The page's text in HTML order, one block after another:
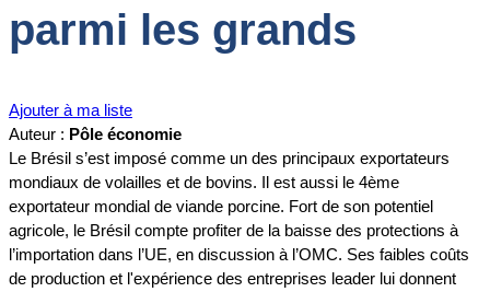
parmi les grands
Ajouter à ma liste
Auteur : Pôle économie
Le Brésil s’est imposé comme un des principaux exportateurs
mondiaux de volailles et de bovins. Il est aussi le 4ème
exportateur mondial de viande porcine. Fort de son potentiel
agricole, le Brésil compte profiter de la baisse des protections à
l’importation dans l’UE, en discussion à l’OMC. Ses faibles coûts
de production et l'expérience des entreprises leader lui donnent